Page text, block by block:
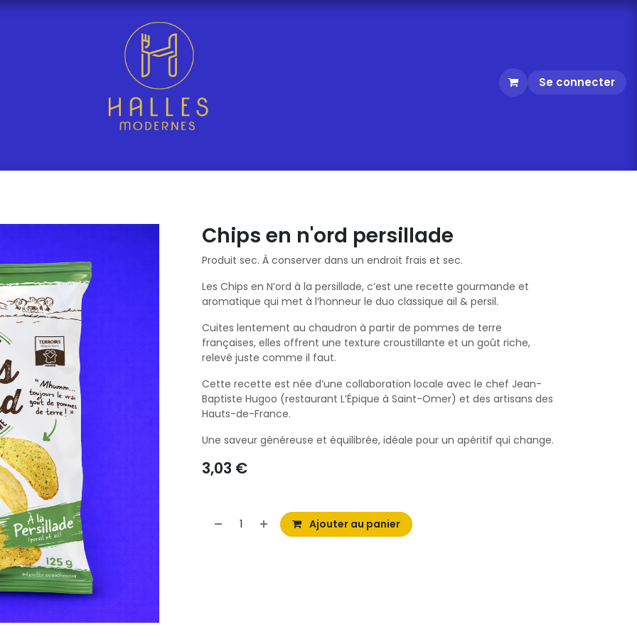
Se connecter
Chips en n'ord persillade
Produit sec. À conserver dans un endroit frais et sec.
Les Chips en N’ord à la persillade, c’est une recette gourmande et
aromatique qui met à l’honneur le duo classique ail & persil.
Cuites lentement au chaudron à partir de pommes de terre
françaises, elles offrent une texture croustillante et un goût riche,
relevé juste comme il faut.
Cette recette est née d’une collaboration locale avec le chef Jean-
Baptiste Hugoo (restaurant L’Épique à Saint-Omer) et des artisans des
Hauts-de-France.
Une saveur généreuse et équilibrée, idéale pour un apéritif qui change.
3,03 €
Ajouter au panier